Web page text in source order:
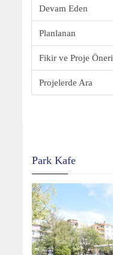
Devam Eden
Planlanan
Fikir ve Proje Öneri
Projelerde Ara
Park Kafe